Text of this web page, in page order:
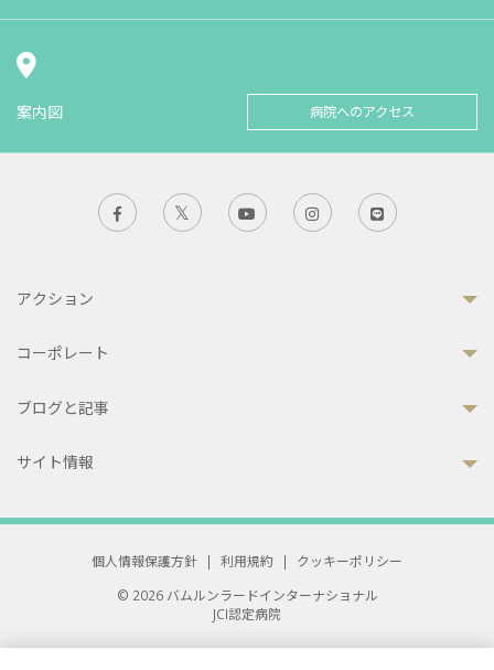
案内図 病院へのアクセス
アクション
コーポレート
ブログと記事
サイト情報
個人情報保護方針 | 利用規約 |
クッキーポリシー
© 2026 バムルンラードインターナショナル
JCI認定病院